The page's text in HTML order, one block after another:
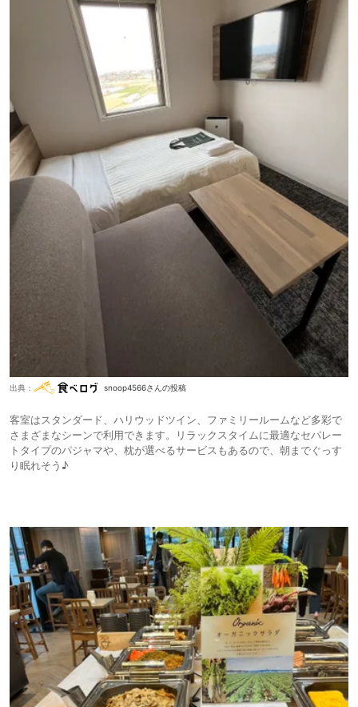
出典： snoop4566さんの投稿
客室はスタンダード、ハリウッドツイン、ファミリールームなど多彩で
さまざまなシーンで利用できます。リラックスタイムに最適なセパレー
トタイプのパジャマや、枕が選べるサービスもあるので、朝までぐっす
り眠れそう♪